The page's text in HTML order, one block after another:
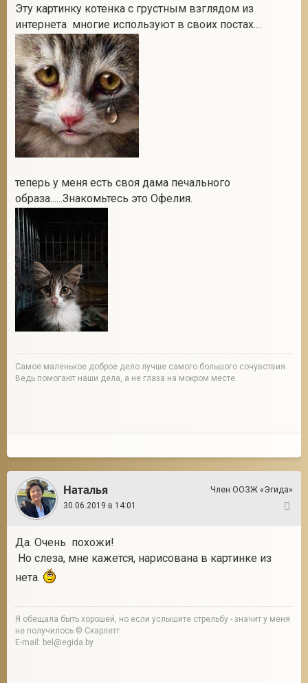
Эту картинку котенка с грустным взглядом из
интернета многие используют в своих постах....
теперь у меня есть своя дама печального
образа......Знакомьтесь это Офелия.
Cамое маленькое доброе дело лучше самого большого сочувствия.
Ведь помогают наши дела, а не глаза на мокром месте.
Наталья
Член ООЗЖ «Эгида»
30.06.2019 в 14:01
Да. Очень похожи!
Но слеза, мне кажется, нарисована в картинке из
нета.
Я обещала быть хорошей, но если услышите стрельбу - значит у меня
не получилось © Скарлетт
E-mail: bel@egida.by